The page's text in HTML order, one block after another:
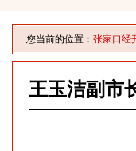
您当前的位置： 张家口经
王玉洁副市